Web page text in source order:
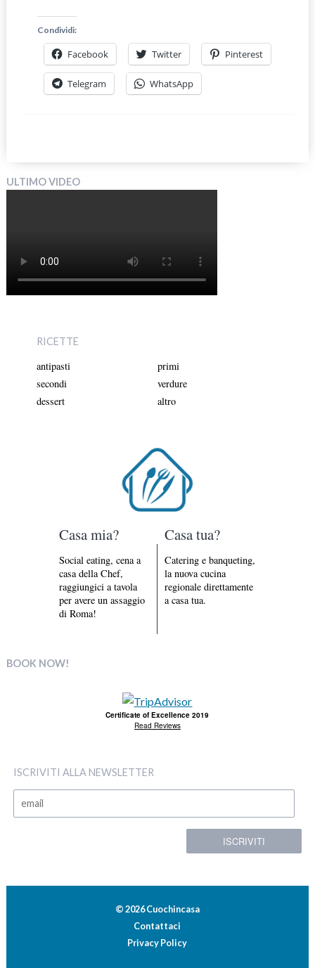
Condividi:
Facebook Twitter Pinterest
Telegram WhatsApp
ULTIMO VIDEO
RICETTE
antipasti
primi
secondi
verdure
dessert
altro
Casa mia?
Social eating, cena a
casa della Chef,
raggiungici a tavola
per avere un assaggio
di Roma!
Casa tua?
Catering e banqueting,
la nuova cucina
regionale direttamente
a casa tua.
BOOK NOW!
Certificate of Excellence 2019
Read Reviews
ISCRIVITI ALLA NEWSLETTER
© 2026 Cuochincasa
Contattaci
Privacy Policy